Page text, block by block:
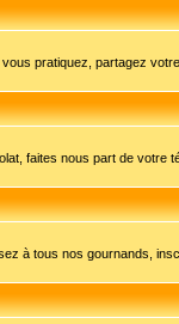
pratiquez, partagez
faites nous part de votre
à tous nos gournands,